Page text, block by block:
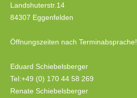
Landshuterstr.14
84307 Eggenfelden
Öffnungszeiten nach Terminabsprache!
Eduard Schiebelsberger
Tel:+49 (0) 170 44 58 269
Renate Schiebelsberger